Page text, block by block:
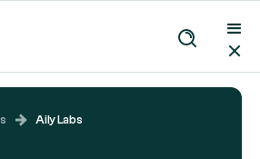
Aily Labs